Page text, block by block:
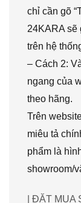
chỉ cần gõ
24KARA sẽ
trên hệ
– Cách 2:
ngang của
theo hãng.
Trên
miêu tả
phẩm là
showroom/
| ĐẶT MUA